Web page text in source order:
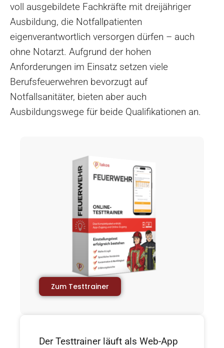
voll ausgebildete Fachkräfte mit dreijähriger
Ausbildung, die Notfallpatienten
eigenverantwortlich versorgen dürfen – auch
ohne Notarzt. Aufgrund der hohen
Anforderungen im Einsatz setzen viele
Berufsfeuerwehren bevorzugt auf
Notfallsanitäter, bieten aber auch
Ausbildungswege für beide Qualifikationen an.
Zum Testtrainer
Der Testtrainer läuft als Web-App